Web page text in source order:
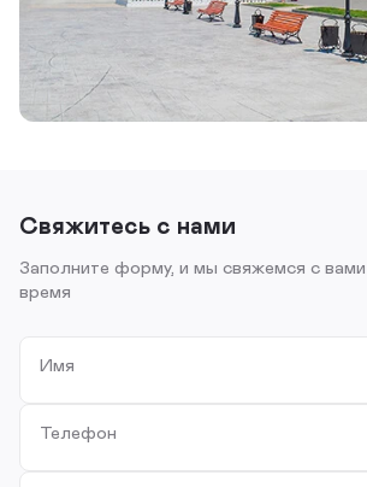
Свяжитесь с нами
Заполните форму, и мы свяжемся с
время
Имя
Телефон